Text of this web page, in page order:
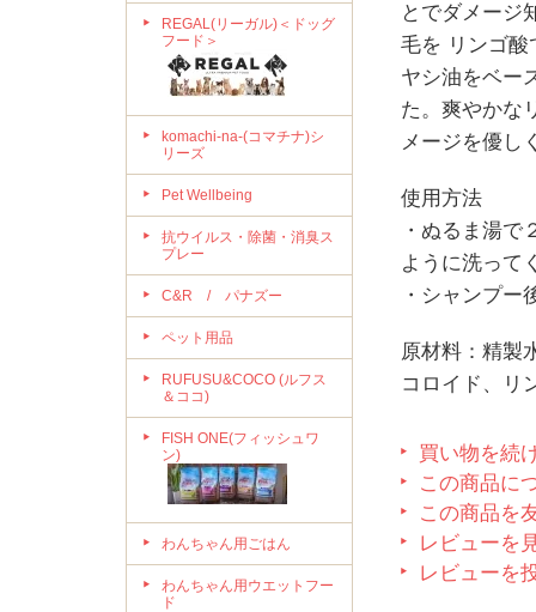
REGAL(リーガル)＜ドッグ
フード＞
komachi-na-(コマチナ)シ
リーズ
Pet Wellbeing
抗ウイルス・除菌・消臭ス
プレー
C&R / パナズー
ペット用品
RUFUSU&COCO (ルフス
＆ココ)
FISH ONE(フィッシュワ
ン)
わんちゃん用ごはん
わんちゃん用ウエットフー
ド
とでダメージ
毛を リンゴ酸
ヤシ油をベー
た。爽やかな
メージを優し
使用方法
・ぬるま湯
ように洗って
・シャンプー
原材料：精製
コロイド、リ
買い物を続
この商品に
この商品を
レビューを
レビューを